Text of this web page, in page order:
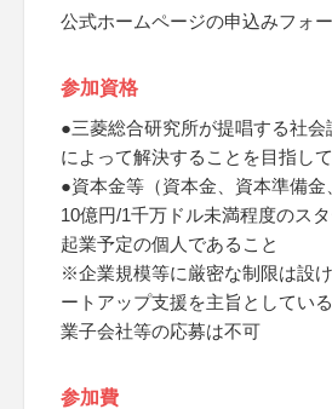
公式ホームページの申込みフォ
参加資格
●三菱総合研究所が提唱する社会
によって解決することを目指し
●資本金等（資本金、資本準備
10億円/1千万ドル未満程度のス
起業予定の個人であること
※企業規模等に厳密な制限は設
ートアップ支援を主旨としてい
業子会社等の応募は不可
参加費